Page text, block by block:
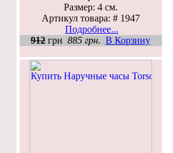
Размер: 4 см.
Артикул товара: # 1947
Подробнее...
912 грн 885 грн. В Корзину